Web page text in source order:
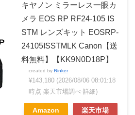
キヤノン ミラーレス一眼カ
メラ EOS RP RF24-105 IS
STM レンズキット EOSRP-
24105ISSTMLK Canon【送
料無料】【KK9N0D18P】
created by Rinker
¥143,180 (2026/08/06 08:01:18
時点 楽天市場調べ-詳細)
Amazon 楽天市場